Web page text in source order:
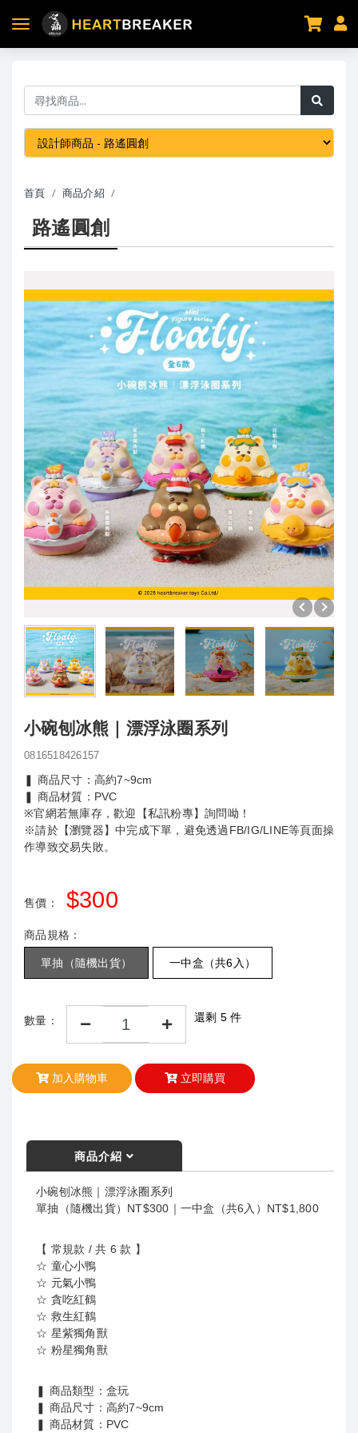
首頁 商品介紹
路遙圓創
小碗刨冰熊｜漂浮泳圈系列
0816518426157
❚ 商品尺寸：高約7~9cm
❚ 商品材質：PVC
※官網若無庫存，歡迎【私訊粉專】詢問呦！
※請於【瀏覽器】中完成下單，避免透過FB/IG/LINE等頁面操
作導致交易失敗。
售價： $300
商品規格：
單抽（隨機出貨） 一中盒（共6入）
數量： 還剩 5 件
加入購物車 立即購買
商品介紹
小碗刨冰熊｜漂浮泳圈系列
單抽（隨機出貨）NT$300｜一中盒（共6入）NT$1,800
【 常規款 / 共 6 款 】
☆ 童心小鴨
☆ 元氣小鴨
☆ 貪吃紅鶴
☆ 救生紅鶴
☆ 星紫獨角獸
☆ 粉星獨角獸
❚ 商品類型：盒玩
❚ 商品尺寸：高約7~9cm
❚ 商品材質：PVC